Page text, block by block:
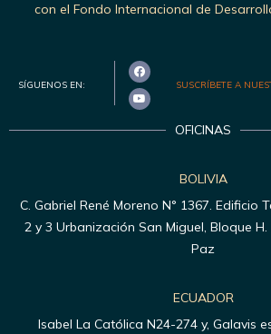
con el Fondo Internacional de
SÍGUENOS EN: SUSCRÍBETE A
OFICINAS
BOLIVIA
C. Gabriel René Moreno N° 1367. Edificio
2 y 3 Urbanización San Miguel, Bloque
Paz
ECUADOR
Isabel La Católica N24-274 y, Galavis